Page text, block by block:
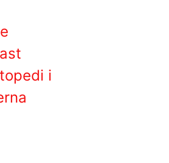
i